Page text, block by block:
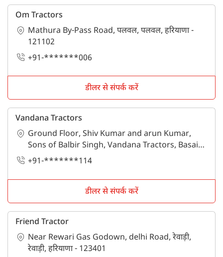
Om Tractors
Mathura By-Pass Road, पलवल, पलवल, हरियाणा -
121102
+91-*******006
डीलर से संपर्क करें
Vandana Tractors
Ground Floor, Shiv Kumar and arun Kumar,
Sons of Balbir Singh, Vandana Tractors, Basai
Road, गुडगाँव, गुरुग्राम, हरियाणा - 122001
+91-*******114
डीलर से संपर्क करें
Friend Tractor
Near Rewari Gas Godown, delhi Road, रेवाड़ी,
रेवाड़ी, हरियाणा - 123401